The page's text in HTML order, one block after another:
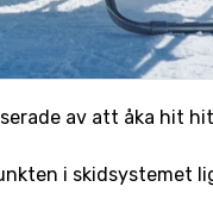
av att åka hit
i skidsystemet